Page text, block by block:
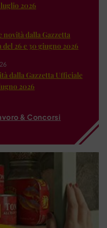
2026
novità dalla Gazzetta
26 e 30 giugno 2026
dalla Gazzetta Ufficiale
2026
& Concorsi